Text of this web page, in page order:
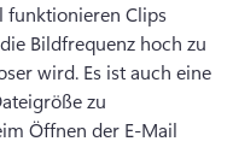
funktionieren Clips
Bildfrequenz hoch zu
wird. Es ist auch eine
zu
Öffnen der E-Mail